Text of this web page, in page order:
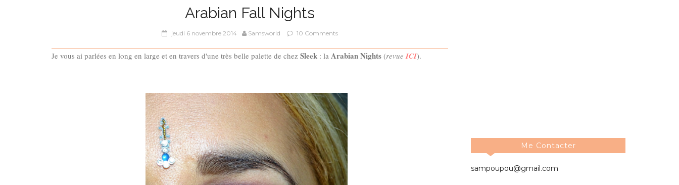
Arabian Fall Nights
jeudi 6 novembre 2014 Samsworld 10 Comments
Je vous ai parlées en long en large et en travers d'une très belle palette de chez Sleek : la Arabian Nights (revue ICI).
Me Contacter
sampoupou@gmail.com